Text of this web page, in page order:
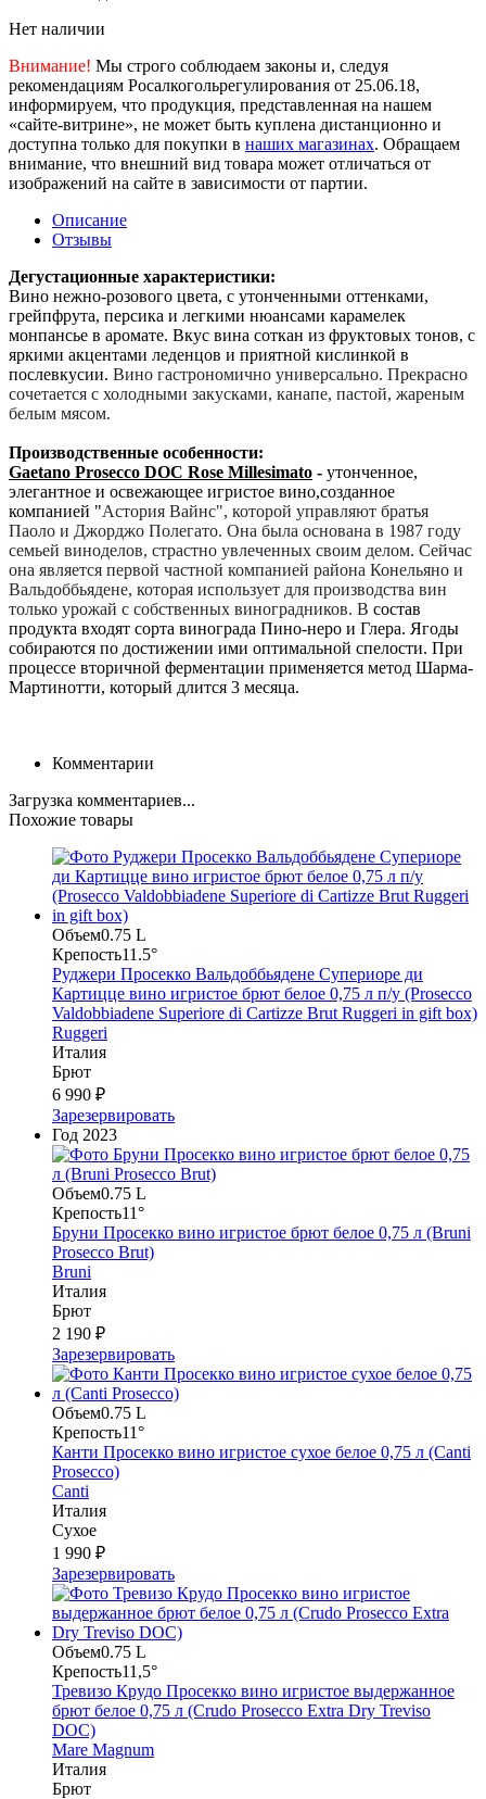
Нет наличии
Внимание! Мы строго соблюдаем законы и, следуя
рекомендациям Росалкогольрегулирования от 25.06.18,
информируем, что продукция, представленная на нашем
«сайте-витрине», не может быть куплена дистанционно и
доступна только для покупки в наших магазинах. Обращаем
внимание, что внешний вид товара может отличаться от
изображений на сайте в зависимости от партии.
Описание
Отзывы
Дегустационные характеристики:
Вино нежно-розового цвета, с утонченными оттенками,
грейпфрута, персика и легкими нюансами карамелек
монпансье в аромате. Вкус вина соткан из фруктовых тонов, с
яркими акцентами леденцов и приятной кислинкой в
послевкусии. Вино гастрономично универсально. Прекрасно
сочетается с холодными закусками, канапе, пастой, жареным
белым мясом.
Производственные особенности:
Gaetano Prosecco DOC Rose Millesimato - утонченное,
элегантное и освежающее игристое вино,созданное
компанией "Астория Вайнс", которой управляют братья
Паоло и Джорджо Полегато. Она была основана в 1987 году
семьей виноделов, страстно увлеченных своим делом. Сейчас
она является первой частной компанией района Конельяно и
Вальдоббьядене, которая использует для производства вин
только урожай с собственных виноградников. В состав
продукта входят сорта винограда Пино-неро и Глера. Ягоды
собираются по достижении ими оптимальной спелости. При
процессе вторичной ферментации применяется метод Шарма-
Мартинотти, который длится 3 месяца.
Комментарии
Загрузка комментариев...
Похожие товары
Объем0.75 L
Крепость11.5°
Руджери Просекко Вальдоббьядене Супериоре ди
Картицце вино игристое брют белое 0,75 л п/у (Prosecco
Valdobbiadene Superiore di Cartizze Brut Ruggeri in gift box)
Ruggeri
Италия
Брют
6 990 ₽
Зарезервировать
Год 2023
Объем0.75 L
Крепость11°
Бруни Просекко вино игристое брют белое 0,75 л (Bruni
Prosecco Brut)
Bruni
Италия
Брют
2 190 ₽
Зарезервировать
Объем0.75 L
Крепость11°
Канти Просекко вино игристое сухое белое 0,75 л (Canti
Prosecco)
Canti
Италия
Сухое
1 990 ₽
Зарезервировать
Объем0.75 L
Крепость11,5°
Тревизо Крудо Просекко вино игристое выдержанное
брют белое 0,75 л (Crudo Prosecco Extra Dry Treviso
DOC)
Mare Magnum
Италия
Брют